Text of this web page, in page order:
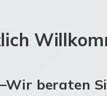
beraten